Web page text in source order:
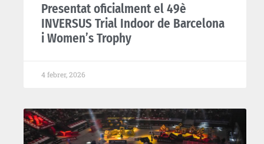
Presentat oficialment el 49è
INVERSUS Trial Indoor de Barcelona
i Women’s Trophy
4 febrer, 2026